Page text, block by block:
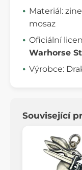
Materiál:
mosaz
Oficiální
Warhorse
Výrobce:
Související